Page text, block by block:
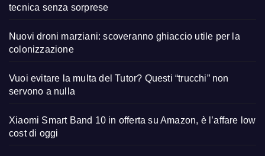
tecnica senza sorprese
Nuovi droni marziani: scoveranno ghiaccio utile per la
colonizzazione
Vuoi evitare la multa del Tutor? Questi “trucchi” non
servono a nulla
Xiaomi Smart Band 10 in offerta su Amazon, è l’affare low
cost di oggi